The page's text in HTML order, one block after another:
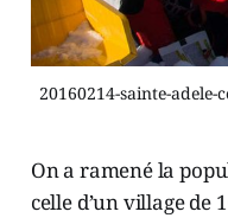
20160214-sainte-adele-
On a ramené la
celle d’un village de